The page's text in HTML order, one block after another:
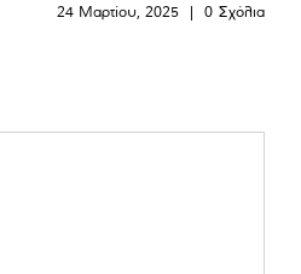
24 Μαρτίου, 2025 | 0 Σχόλια